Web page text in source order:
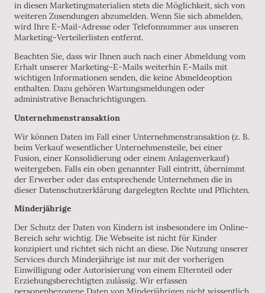
in diesen Marketingmaterialien stets die Möglichkeit, sich von
weiteren Zusendungen abzumelden. Wenn Sie sich abmelden,
wird Ihre E-Mail-Adresse oder Telefonnummer aus unseren
Marketing-Verteilerlisten entfernt.
Beachten Sie, dass wir Ihnen auch nach einer Abmeldung vom
Erhalt unserer Marketing-E-Mails weiterhin E-Mails mit
wichtigen Informationen senden, die keine Abmeldeoption
enthalten. Dazu gehören Wartungsmeldungen oder
administrative Benachrichtigungen.
Unternehmenstransaktion
Wir können Daten im Fall einer Unternehmenstransaktion (z. B.
beim Verkauf wesentlicher Unternehmensteile, bei einer
Fusion, einer Konsolidierung oder einem Anlagenverkauf)
weitergeben. Falls ein oben genannter Fall eintritt, übernimmt
der Erwerber oder das entsprechende Unternehmen die in
dieser Datenschutzerklärung dargelegten Rechte und Pflichten.
Minderjährige
Der Schutz der Daten von Kindern ist insbesondere im Online-
Bereich sehr wichtig. Die Webseite ist nicht für Kinder
konzipiert und richtet sich nicht an diese. Die Nutzung unserer
Services durch Minderjährige ist nur mit der vorherigen
Einwilligung oder Autorisierung von einem Elternteil oder
Erziehungsberechtigten zulässig. Wir erfassen